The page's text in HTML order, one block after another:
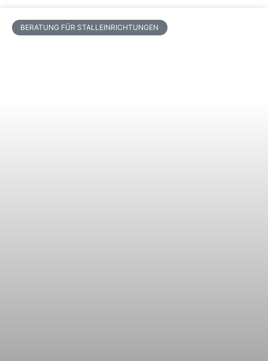
BERATUNG FÜR STALLEINRICHTUNGEN